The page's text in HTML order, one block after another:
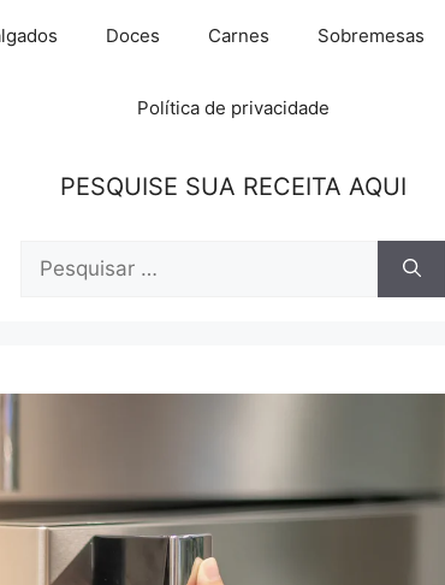
Doces Carnes Sobremesas
Política de privacidade
PESQUISE SUA RECEITA AQUI
Pesquisar